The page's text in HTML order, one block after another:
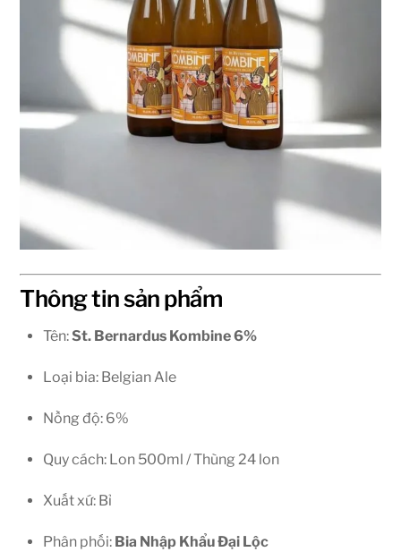
Thông tin sản phẩm
Tên:St. Bernardus Kombine 6%
Loại bia: Belgian Ale
Nồng độ: 6%
Quy cách: Lon 500ml / Thùng 24 lon
Xuất xứ: Bỉ
Phân phối: Bia Nhập Khẩu Đại Lộc